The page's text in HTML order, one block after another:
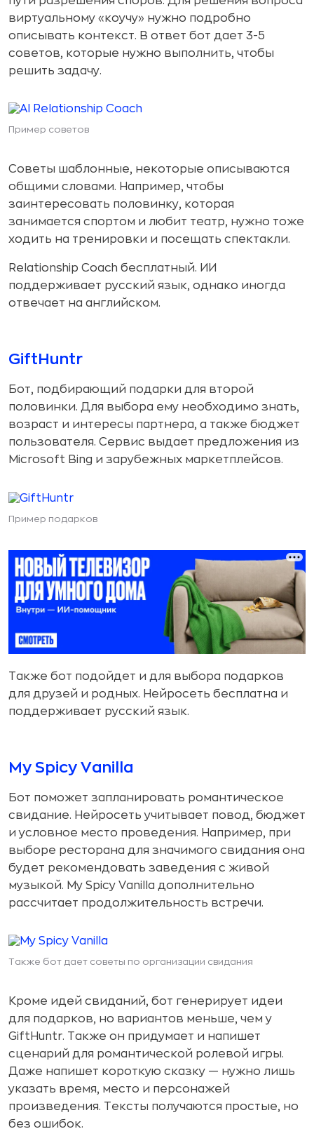
виртуальному «коучу» нужно подробно
описывать контекст. В ответ бот дает 3-5
советов, которые нужно выполнить, чтобы
решить задачу.
Пример советов
Советы шаблонные, некоторые описываются
общими словами. Например, чтобы
заинтересовать половинку, которая
занимается спортом и любит театр, нужно тоже
ходить на тренировки и посещать спектакли.
Relationship Coach бесплатный. ИИ
поддерживает русский язык, однако иногда
отвечает на английском.
GiftHuntr
Бот, подбирающий подарки для второй
половинки. Для выбора ему необходимо знать,
возраст и интересы партнера, а также бюджет
пользователя. Сервис выдает предложения из
Microsoft Bing и зарубежных маркетплейсов.
Пример подарков
Также бот подойдет и для выбора подарков
для друзей и родных. Нейросеть бесплатна и
поддерживает русский язык.
My Spicy Vanilla
Бот поможет запланировать романтическое
свидание. Нейросеть учитывает повод, бюджет
и условное место проведения. Например, при
выборе ресторана для значимого свидания она
будет рекомендовать заведения с живой
музыкой. My Spicy Vanilla дополнительно
рассчитает продолжительность встречи.
Также бот дает советы по организации свидания
Кроме идей свиданий, бот генерирует идеи
для подарков, но вариантов меньше, чем у
GiftHuntr. Также он придумает и напишет
сценарий для романтической ролевой игры.
Даже напишет короткую сказку — нужно лишь
указать время, место и персонажей
произведения. Тексты получаются простые, но
без ошибок.